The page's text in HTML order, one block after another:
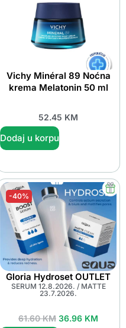
Vichy Minéral 89 Noćna
krema Melatonin 50 ml
52.45 KM
Dodaj u korpu
-40%
Gloria Hydroset OUTLET
SERUM 12.8.2026. / MATTE
23.7.2026.
61.60KM 36.96 KM